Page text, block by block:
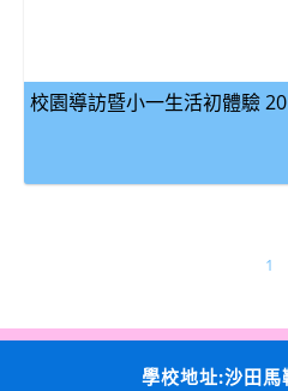
校園導訪暨小一生活初體驗
1
學校地址:沙田